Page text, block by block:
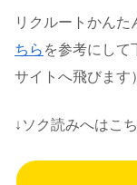
リクルートかん
ちら を参考にして
サイトへ飛びます）
↓ソク読みへはこ